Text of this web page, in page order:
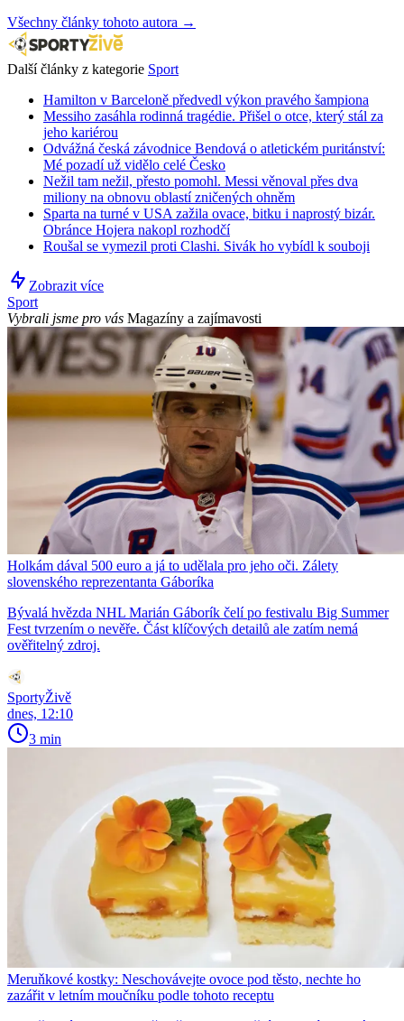
Všechny články tohoto autora →
Další články z kategorie Sport
Hamilton v Barceloně předvedl výkon pravého šampiona
Messiho zasáhla rodinná tragédie. Přišel o otce, který stál za
jeho kariérou
Odvážná česká závodnice Bendová o atletickém puritánství:
Mé pozadí už vidělo celé Česko
Nežil tam nežil, přesto pomohl. Messi věnoval přes dva
miliony na obnovu oblastí zničených ohněm
Sparta na turné v USA zažila ovace, bitku i naprostý bizár.
Obránce Hojera nakopl rozhodčí
Roušal se vymezil proti Clashi. Sivák ho vybídl k souboji
Zobrazit více
Sport
Vybrali jsme pro vás Magazíny a zajímavosti
Holkám dával 500 euro a já to udělala pro jeho oči. Zálety
slovenského reprezentanta Gáboríka
Bývalá hvězda NHL Marián Gáborík čelí po festivalu Big Summer
Fest tvrzením o nevěře. Část klíčových detailů ale zatím nemá
ověřitelný zdroj.
SportyŽivě
dnes, 12:10
3 min
Meruňkové kostky: Neschovávejte ovoce pod těsto, nechte ho
zazářit v letním moučníku podle tohoto receptu